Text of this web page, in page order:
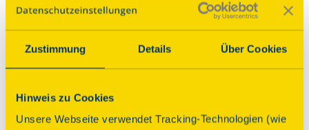
Zustimmung Details Über Cookies
Hinweis zu Cookies
Unsere Webseite verwendet Tracking-Technologien (wie
Seit 1952 beherbergt das Schloss eines der
Besonders sehenswert ist die Goldene Kutsche, ein
prächtiger Staatswagen aus dem frühen 18.
Die Sammlung von Abtsbessinger Fayencen
beeindruckt mit kunstvollen Terrinen, Dosen in